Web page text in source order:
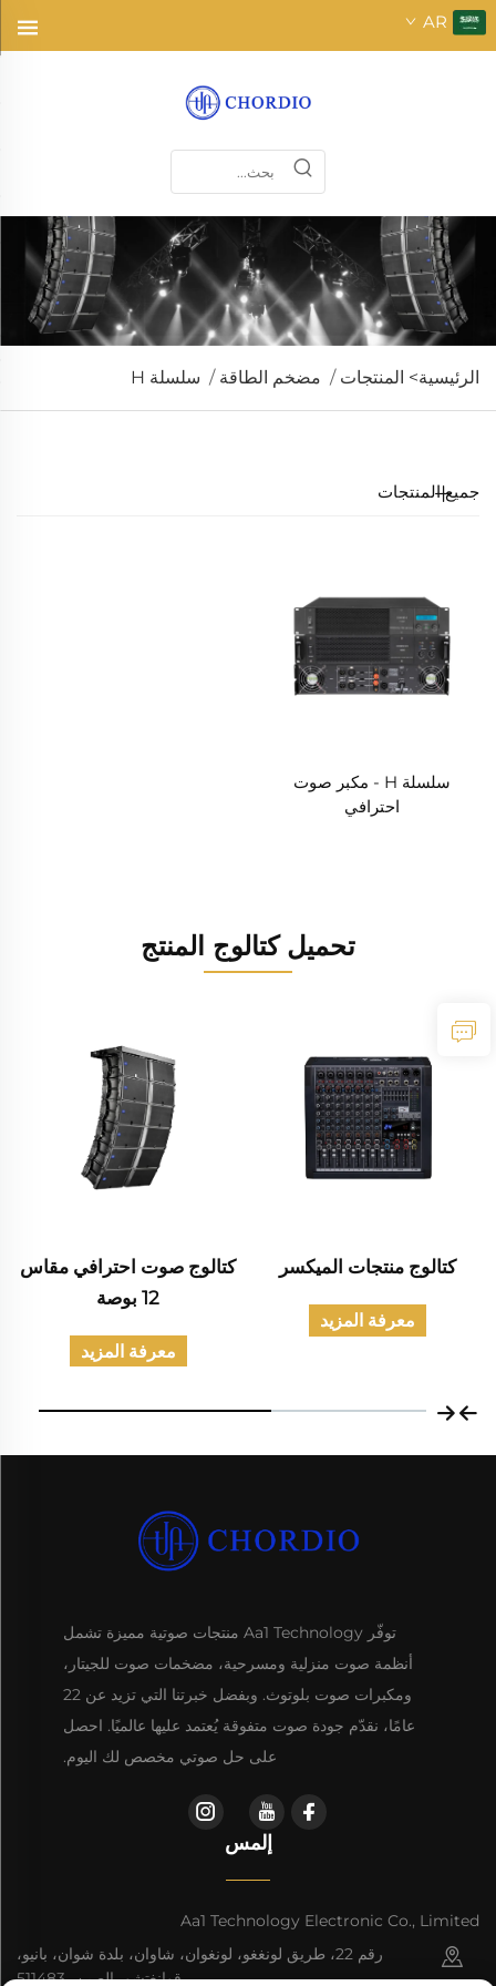
AR
الرئيسية> المنتجات / مضخم الطاقة / سلسلة H
جميع المنتجات
سلسلة H - مكبر صوت
احترافي
تحميل كتالوج المنتج
كتالوج منتجات الميكسر
معرفة المزيد
كتالوج صوت احترافي مقاس
12 بوصة
معرفة المزيد
توفّر Aa1 Technology منتجات صوتية مميزة تشمل
أنظمة صوت منزلية ومسرحية، مضخمات صوت للجيتار،
ومكبرات صوت بلوتوث. وبفضل خبرتنا التي تزيد عن 22
عامًا، نقدّم جودة صوت متفوقة يُعتمد عليها عالميًا. احصل
على حل صوتي مخصص لك اليوم.
إلمس
Aa1 Technology Electronic Co., Limited
رقم 22، طريق لونغغو، لونغوان، شاوان، بلدة شوان، بانيو،
قوانغتشو، الصين، 511483